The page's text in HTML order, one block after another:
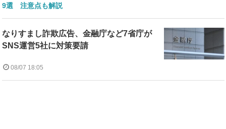
9選 注意点も解説
なりすまし詐欺広告、金融庁など7省庁が
SNS運営5社に対策要請
08/07 18:05